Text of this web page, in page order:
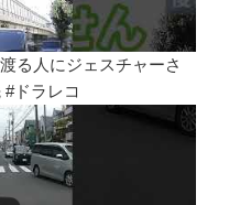
る人にジェスチャーさ
ドラレコ